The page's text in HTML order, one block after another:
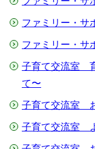
ファミリー・サ
ファミリー・サ
子育て交流室
て〜
子育て交流室
子育て交流室